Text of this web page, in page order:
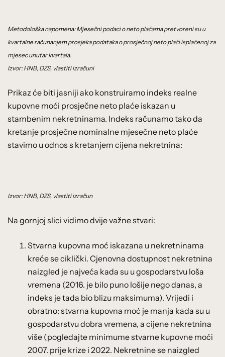
Metodološka napomena: Mjesečni podaci o neto plaćama pretvoreni su u
kvartalne računanjem prosjeka podataka o prosječnoj neto plaći isplaćenoj za
mjesec unutar kvartala.
Izvor: HNB, DZS, vlastiti izračuni
Prikaz će biti jasniji ako konstruiramo indeks realne
kupovne moći prosječne neto plaće iskazan u
stambenim nekretninama. Indeks računamo tako da
kretanje prosječne nominalne mjesečne neto plaće
stavimo u odnos s kretanjem cijena nekretnina:
Izvor: HNB, DZS, vlastiti izračun
Na gornjoj slici vidimo dvije važne stvari:
Stvarna kupovna moć iskazana u nekretninama
kreće se ciklički. Cjenovna dostupnost nekretnina
naizgled je najveća kada su u gospodarstvu loša
vremena (2016. je bilo puno lošije nego danas, a
indeks je tada bio blizu maksimuma). Vrijedi i
obratno: stvarna kupovna moć je manja kada su u
gospodarstvu dobra vremena, a cijene nekretnina
više (pogledajte minimume stvarne kupovne moći
2007. prije krize i 2022. Nekretnine se naizgled